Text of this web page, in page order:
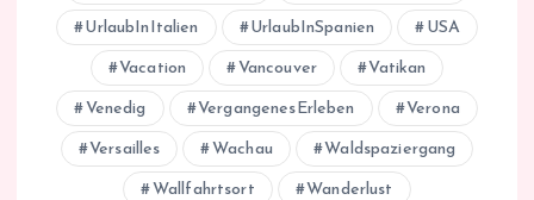
UrlaubInItalien UrlaubInSpanien USA
Vacation Vancouver Vatikan
Venedig VergangenesErleben Verona
Versailles Wachau Waldspaziergang
Wallfahrtsort Wanderlust